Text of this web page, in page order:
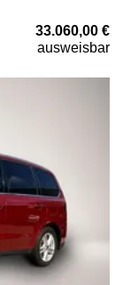
33.060,00 €
ausweisbar